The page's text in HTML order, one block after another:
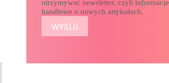
otrzymywać newsletter, czyli informacje
handlowe o nowych artykułach.